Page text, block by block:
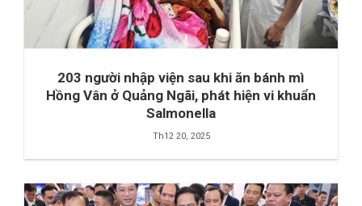
203 người nhập viện sau khi ăn bánh mì
Hồng Vân ở Quảng Ngãi, phát hiện vi khuẩn
Salmonella
Th12 20, 2025